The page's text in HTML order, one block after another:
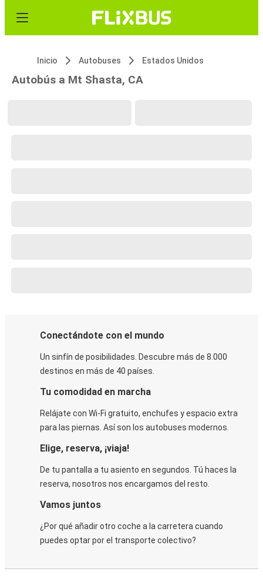
Inicio Autobuses Estados Unidos
Autobús a Mt Shasta, CA
Conectándote con el mundo
Un sinfín de posibilidades. Descubre más de 8.000
destinos en más de 40 países.
Tu comodidad en marcha
Relájate con Wi-Fi gratuito, enchufes y espacio extra
para las piernas. Así son los autobuses modernos.
Elige, reserva, ¡viaja!
De tu pantalla a tu asiento en segundos. Tú haces la
reserva, nosotros nos encargamos del resto.
Vamos juntos
¿Por qué añadir otro coche a la carretera cuando
puedes optar por el transporte colectivo?